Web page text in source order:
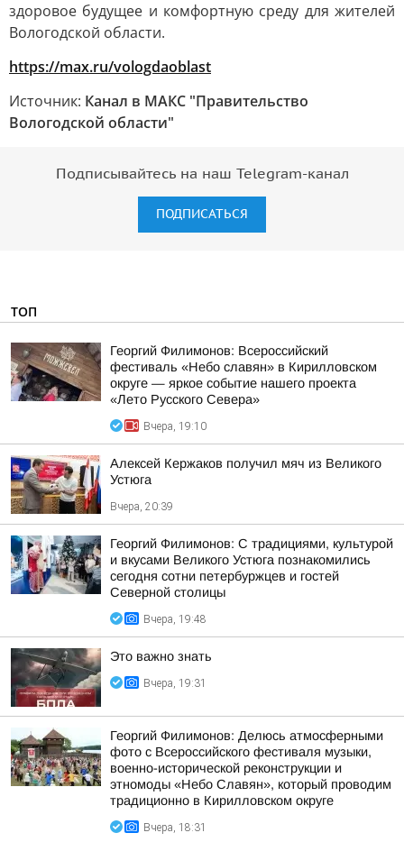
здоровое будущее и комфортную среду для жителей
Вологодской области.
https://max.ru/vologdaoblast
Источник: Канал в МАКС "Правительство
Вологодской области"
Подписывайтесь на наш Telegram-канал
ПОДПИСАТЬСЯ
ТОП
Георгий Филимонов: Всероссийский
фестиваль «Небо славян» в Кирилловском
округе — яркое событие нашего проекта
«Лето Русского Севера»
Вчера, 19:10
Алексей Кержаков получил мяч из Великого
Устюга
Вчера, 20:39
Георгий Филимонов: С традициями, культурой
и вкусами Великого Устюга познакомились
сегодня сотни петербуржцев и гостей
Северной столицы
Вчера, 19:48
Это важно знать
Вчера, 19:31
Георгий Филимонов: Делюсь атмосферными
фото с Всероссийского фестиваля музыки,
военно-исторической реконструкции и
этномоды «Небо Славян», который проводим
традиционно в Кирилловском округе
Вчера, 18:31